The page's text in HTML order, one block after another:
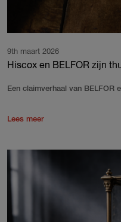
9th maart 2026
Hiscox en BELFOR zijn
Een claimverhaal van BELFOR
Lees meer